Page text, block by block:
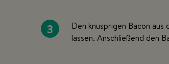
3
Den knusprigen Bacon
lassen. Anschließend den